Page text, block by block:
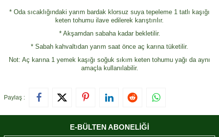
* Oda sıcaklığındaki yarım bardak klorsuz suya tepeleme 1 tatlı kaşığı
keten tohumu ilave edilerek karıştırılır.
* Akşamdan sabaha kadar bekletilir.
* Sabah kahvaltıdan yarım saat önce aç karına tüketilir.
Not: Aç karına 1 yemek kaşığı soğuk sıkım keten tohumu yağı da aynı
amaçla kullanılabilir.
Paylaş :
E-BÜLTEN ABONELIĞI